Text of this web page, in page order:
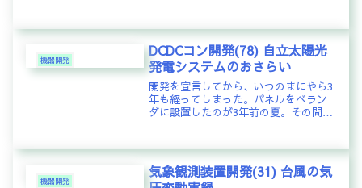
いる場合はバッテリから放電して補
う。これをどのように制御すべき
か。...
機器開発
DCDCコン開発(78) 自立太陽光
発電システムのおさらい
開発を宣言してから、いつのまにやら3
年も経ってしまった。パネルをベラン
ダに設置したのが3年前の夏。その間、
つめてきた訳で、それらパーツが概ね
揃ってきた感じである。そこで、...
機器開発
気象観測装置開発(31) 台風の気